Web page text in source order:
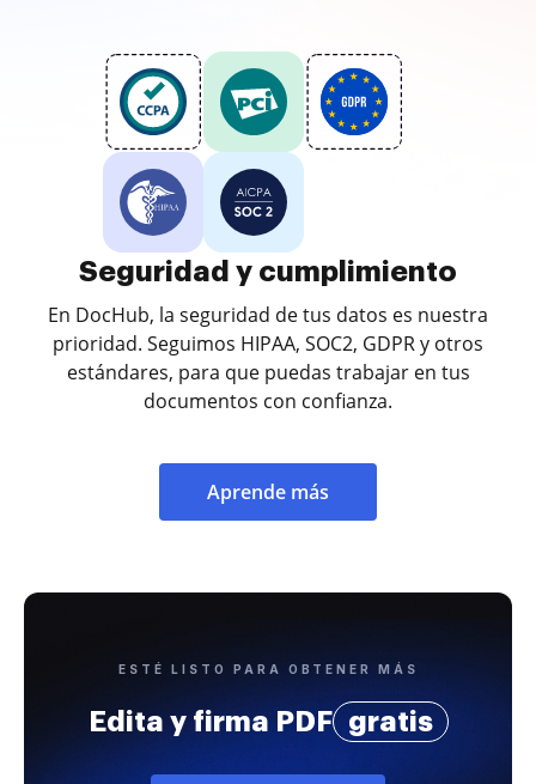
Seguridad y cumplimiento
En DocHub, la seguridad de tus datos es nuestra
prioridad. Seguimos HIPAA, SOC2, GDPR y otros
estándares, para que puedas trabajar en tus
documentos con confianza.
Aprende más
ESTÉ LISTO PARA OBTENER MÁS
Edita y firma PDF gratis